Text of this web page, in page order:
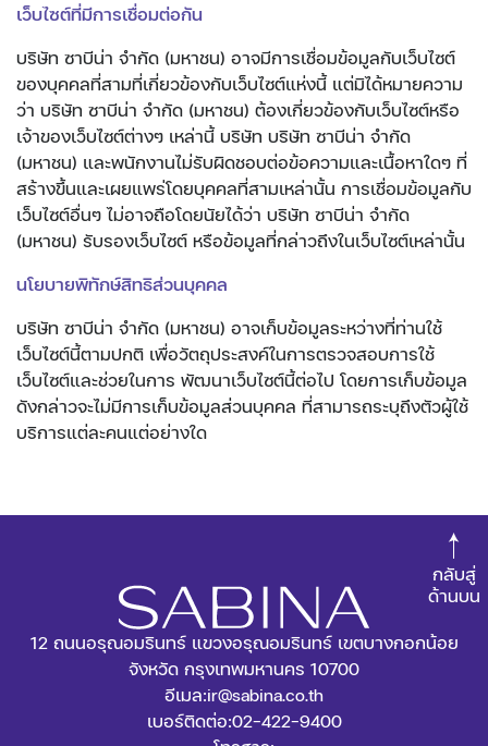
เว็บไซต์ที่มีการเชื่อมต่อกัน
บริษัท ซาบีน่า จำกัด (มหาชน) อาจมีการเชื่อมข้อมูลกับเว็บไซต์
ของบุคคลที่สามที่เกี่ยวข้องกับเว็บไซต์แห่งนี้ แต่มิได้หมายความ
ว่า บริษัท ซาบีน่า จำกัด (มหาชน) ต้องเกี่ยวข้องกับเว็บไซต์หรือ
เจ้าของเว็บไซต์ต่างๆ เหล่านี้ บริษัท บริษัท ซาบีน่า จำกัด
(มหาชน) และพนักงานไม่รับผิดชอบต่อข้อความและเนื้อหาใดๆ ที่
สร้างขึ้นและเผยแพร่โดยบุคคลที่สามเหล่านั้น การเชื่อมข้อมูลกับ
เว็บไซต์อื่นๆ ไม่อาจถือโดยนัยได้ว่า บริษัท ซาบีน่า จำกัด
(มหาชน) รับรองเว็บไซต์ หรือข้อมูลที่กล่าวถึงในเว็บไซต์เหล่านั้น
นโยบายพิทักษ์สิทธิส่วนบุคคล
บริษัท ซาบีน่า จำกัด (มหาชน) อาจเก็บข้อมูลระหว่างที่ท่านใช้
เว็บไซต์นี้ตามปกติ เพื่อวัตถุประสงค์ในการตรวจสอบการใช้
เว็บไซต์และช่วยในการ พัฒนาเว็บไซต์นี้ต่อไป โดยการเก็บข้อมูล
ดังกล่าวจะไม่มีการเก็บข้อมูลส่วนบุคคล ที่สามารถระบุถึงตัวผู้ใช้
บริการแต่ละคนแต่อย่างใด
12 ถนนอรุณอมรินทร์ แขวงอรุณอมรินทร์ เขตบางกอกน้อย
จังหวัด กรุงเทพมหานคร 10700
อีเมล:ir@sabina.co.th
เบอร์ติดต่อ:02-422-9400
กลับสู่
ด้านบน